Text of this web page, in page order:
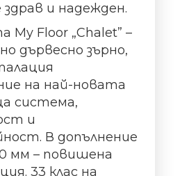
и надежден.
My Floor „Chalet” –
дървесно зърно,
на най-новата
система,
и
В допълнение
мм – повишена
33 клас на